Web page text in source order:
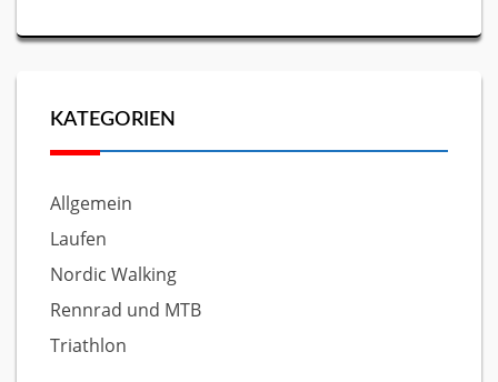
KATEGORIEN
Allgemein
Laufen
Nordic Walking
Rennrad und MTB
Triathlon